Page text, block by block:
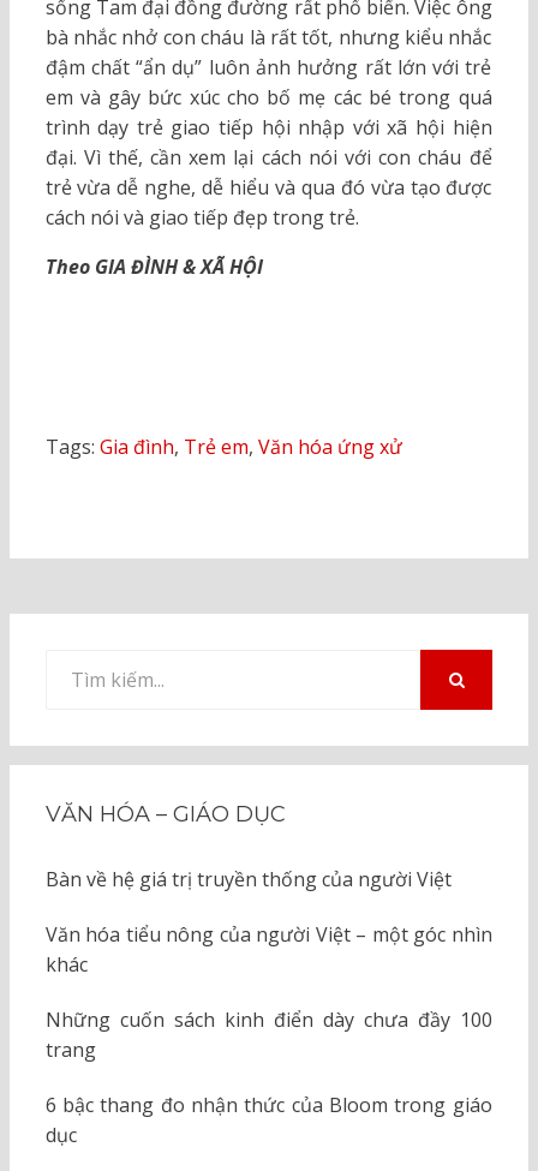
sống Tam đại đồng đường rất phổ biến. Việc ông
bà nhắc nhở con cháu là rất tốt, nhưng kiểu nhắc
đậm chất “ẩn dụ” luôn ảnh hưởng rất lớn với trẻ
em và gây bức xúc cho bố mẹ các bé trong quá
trình dạy trẻ giao tiếp hội nhập với xã hội hiện
đại. Vì thế, cần xem lại cách nói với con cháu để
trẻ vừa dễ nghe, dễ hiểu và qua đó vừa tạo được
cách nói và giao tiếp đẹp trong trẻ.
Theo GIA ĐÌNH & XÃ HỘI
Tags: Gia đình, Trẻ em, Văn hóa ứng xử
kiếm
VĂN HÓA – GIÁO DỤC
Bàn về hệ giá trị truyền thống của người Việt
Văn hóa tiểu nông của người Việt – một góc nhìn
khác
Những cuốn sách kinh điển dày chưa đầy 100
trang
6 bậc thang đo nhận thức của Bloom trong giáo
dục